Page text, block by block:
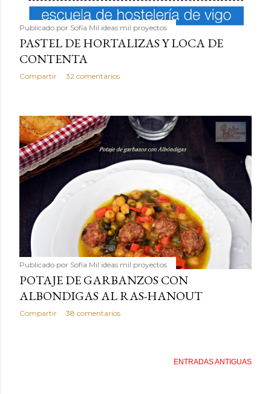
Publicado por Sofía Mil ideas mil proyectos
PASTEL DE HORTALIZAS Y LOCA DE
CONTENTA
Compartir 32 comentarios
Publicado por Sofía Mil ideas mil proyectos
POTAJE DE GARBANZOS CON
ALBONDIGAS AL RAS-HANOUT
Compartir 38 comentarios
ENTRADAS ANTIGUAS